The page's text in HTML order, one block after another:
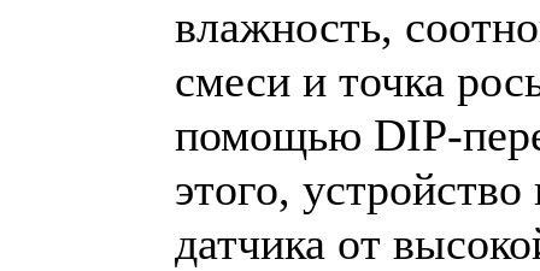
влажность,
смеси и точка
помощью DIP-
этого,
датчика от